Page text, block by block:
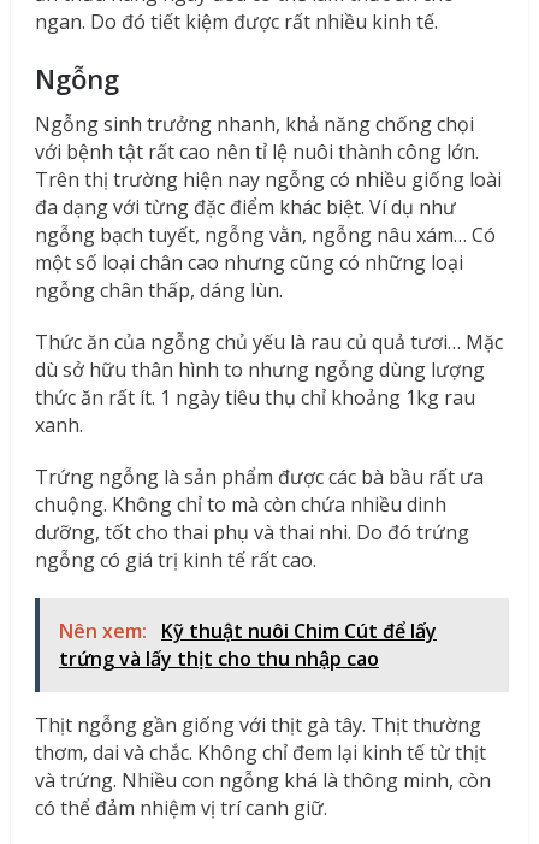
ngan. Do đó tiết kiệm được rất nhiều kinh tế.
Ngỗng
Ngỗng sinh trưởng nhanh, khả năng chống chọi
với bệnh tật rất cao nên tỉ lệ nuôi thành công lớn.
Trên thị trường hiện nay ngỗng có nhiều giống loài
đa dạng với từng đặc điểm khác biệt. Ví dụ như
ngỗng bạch tuyết, ngỗng vằn, ngỗng nâu xám… Có
một số loại chân cao nhưng cũng có những loại
ngỗng chân thấp, dáng lùn.
Thức ăn của ngỗng chủ yếu là rau củ quả tươi… Mặc
dù sở hữu thân hình to nhưng ngỗng dùng lượng
thức ăn rất ít. 1 ngày tiêu thụ chỉ khoảng 1kg rau
xanh.
Trứng ngỗng là sản phẩm được các bà bầu rất ưa
chuộng. Không chỉ to mà còn chứa nhiều dinh
dưỡng, tốt cho thai phụ và thai nhi. Do đó trứng
ngỗng có giá trị kinh tế rất cao.
Nên xem:
Kỹ thuật nuôi Chim Cút để lấy
trứng và lấy thịt cho thu nhập cao
Thịt ngỗng gần giống với thịt gà tây. Thịt thường
thơm, dai và chắc. Không chỉ đem lại kinh tế từ thịt
và trứng. Nhiều con ngỗng khá là thông minh, còn
có thể đảm nhiệm vị trí canh giữ.